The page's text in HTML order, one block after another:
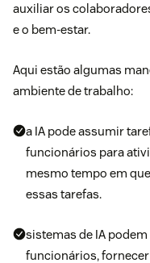
auxiliar os
e o bem-estar.
Aqui estão algumas
ambiente de trabalho:
a IA pode assumir
funcionários para
mesmo tempo em
essas tarefas.
sistemas de IA
funcionários,